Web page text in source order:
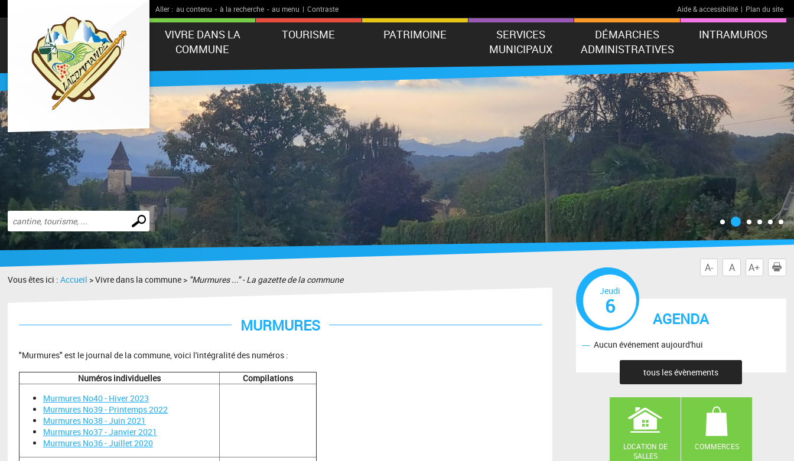
Aller : au contenu - à la recherche - au menu | Contraste Aide & accessibilité | Plan du site
VIVRE DANS LA
COMMUNE
TOURISME PATRIMOINE
SERVICES
MUNICIPAUX
DÉMARCHES
ADMINISTRATIVES
INTRAMUROS
Effectuer
une
recherche
A- A A+
Vous êtes ici :Accueil > Vivre dans la commune > "Murmures ..." - La gazette de la commune
MURMURES
"Murmures" est le journal de la commune, voici l'intégralité des numéros :
Numéros individuelles
Compilations
Murmures No40 - Hiver 2023
Murmures No39 - Printemps 2022
Murmures No38 - Juin 2021
Murmures No37 - Janvier 2021
Murmures No36 - Juillet 2020
AGENDA
Jeudi
6
Aucun événement aujourd'hui
tous les évènements
LOCATION DE
SALLES
COMMERCES